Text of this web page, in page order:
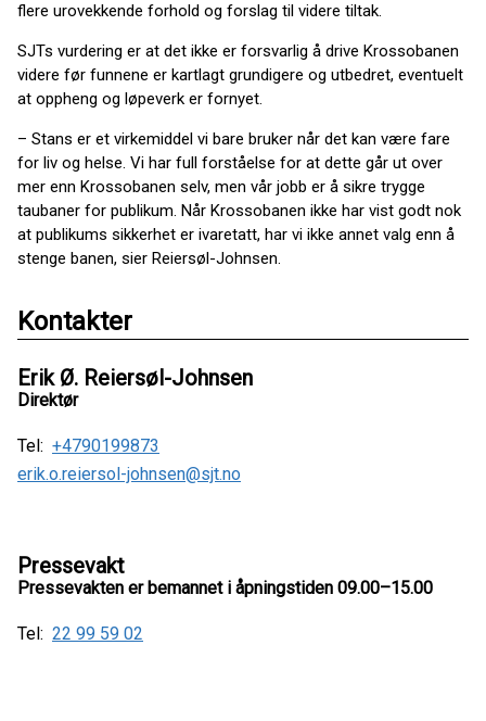
flere urovekkende forhold og forslag til videre tiltak.
SJTs vurdering er at det ikke er forsvarlig å drive Krossobanen
videre før funnene er kartlagt grundigere og utbedret, eventuelt
at oppheng og løpeverk er fornyet.
– Stans er et virkemiddel vi bare bruker når det kan være fare
for liv og helse. Vi har full forståelse for at dette går ut over
mer enn Krossobanen selv, men vår jobb er å sikre trygge
taubaner for publikum. Når Krossobanen ikke har vist godt nok
at publikums sikkerhet er ivaretatt, har vi ikke annet valg enn å
stenge banen, sier Reiersøl-Johnsen.
Kontakter
Erik Ø. Reiersøl-Johnsen
Direktør
Tel: +4790199873
erik.o.reiersol-johnsen@sjt.no
Pressevakt
Pressevakten er bemannet i åpningstiden 09.00–15.00
Tel: 22 99 59 02